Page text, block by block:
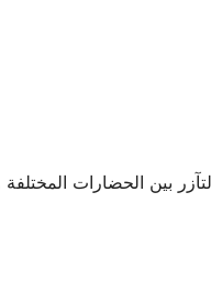
بين الحضارات المختلفة